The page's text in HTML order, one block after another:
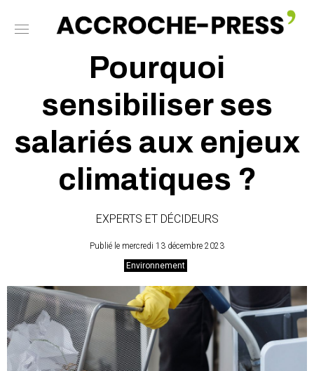
Pourquoi
sensibiliser ses
salariés aux enjeux
climatiques ?
EXPERTS ET DÉCIDEURS
Publié le mercredi 13 décembre 2023
Environnement